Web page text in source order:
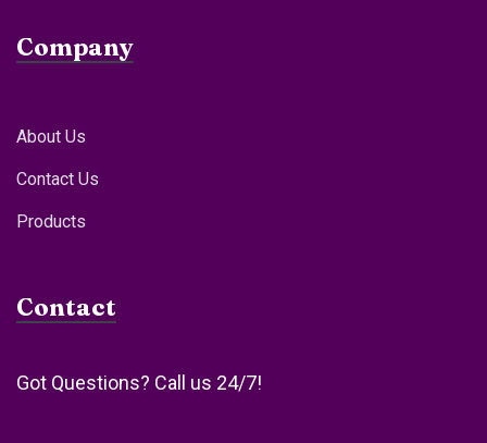
Company
About Us
Contact Us
Products
Contact
Got Questions? Call us 24/7!